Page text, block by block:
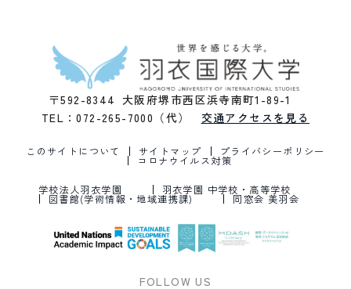
〒592-8344 大阪府堺市西区浜寺南町1-89-1
TEL：072-265-7000（代）
交通アクセスを見る
このサイトについて サイトマップ プライバシーポリシー
コロナウイルス対策
学校法人羽衣学園 羽衣学園 中学校・高等学校
図書館(学術情報・地域連携課) 同窓会 美羽会
FOLLOW US